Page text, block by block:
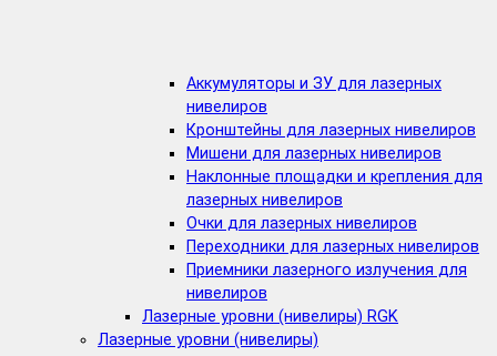
Аккумуляторы и ЗУ для лазерных
нивелиров
Кронштейны для лазерных нивелиров
Мишени для лазерных нивелиров
Наклонные площадки и крепления для
лазерных нивелиров
Очки для лазерных нивелиров
Переходники для лазерных нивелиров
Приемники лазерного излучения для
нивелиров
Лазерные уровни (нивелиры) RGK
Лазерные уровни (нивелиры)